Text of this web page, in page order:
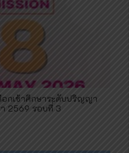
กเข้าศึกษาระดับปริญญา
2569 รอบที่ 3